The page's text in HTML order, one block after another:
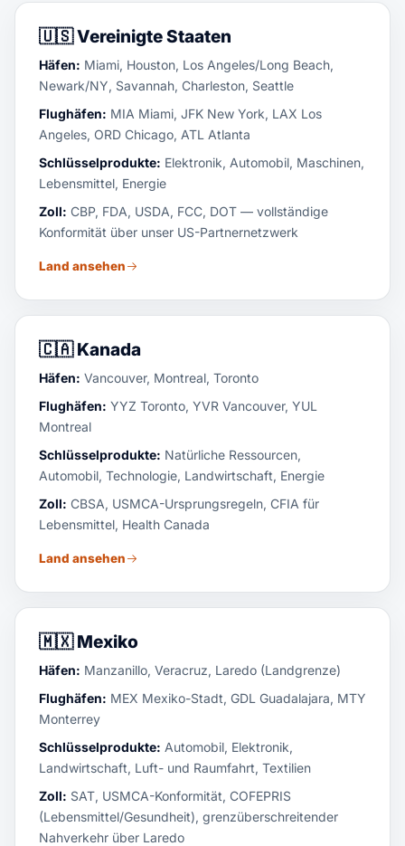
🇺🇸Vereinigte Staaten
Häfen: Miami, Houston, Los Angeles/Long Beach,
Newark/NY, Savannah, Charleston, Seattle
Flughäfen: MIA Miami, JFK New York, LAX Los
Angeles, ORD Chicago, ATL Atlanta
Schlüsselprodukte: Elektronik, Automobil, Maschinen,
Lebensmittel, Energie
Zoll: CBP, FDA, USDA, FCC, DOT — vollständige
Konformität über unser US-Partnernetzwerk
Land ansehen
🇨🇦Kanada
Häfen: Vancouver, Montreal, Toronto
Flughäfen: YYZ Toronto, YVR Vancouver, YUL
Montreal
Schlüsselprodukte: Natürliche Ressourcen,
Automobil, Technologie, Landwirtschaft, Energie
Zoll: CBSA, USMCA-Ursprungsregeln, CFIA für
Lebensmittel, Health Canada
Land ansehen
🇲🇽Mexiko
Häfen: Manzanillo, Veracruz, Laredo (Landgrenze)
Flughäfen: MEX Mexiko-Stadt, GDL Guadalajara, MTY
Monterrey
Schlüsselprodukte: Automobil, Elektronik,
Landwirtschaft, Luft- und Raumfahrt, Textilien
Zoll: SAT, USMCA-Konformität, COFEPRIS
(Lebensmittel/Gesundheit), grenzüberschreitender
Nahverkehr über Laredo